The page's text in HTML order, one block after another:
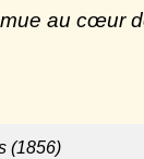
au cœur
(1856)